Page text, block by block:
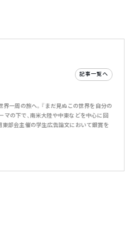
記事一覧へ
界一周の旅へ。『まだ見ぬこの世界を自分の
マの下で、南米大陸や中東などを中心に回
東部会主催の学生広告論文において銀賞を